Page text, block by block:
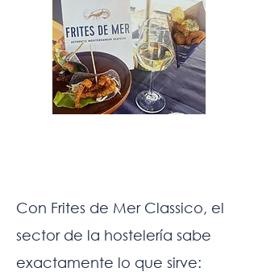
Con Frites de Mer Classico, el
sector de la hostelería sabe
exactamente lo que sirve: